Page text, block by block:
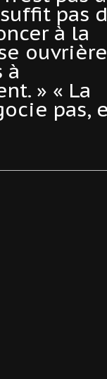
pas
à la
à
» « La
pas,